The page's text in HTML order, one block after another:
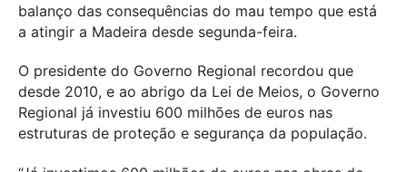
balanço das consequências do mau tempo que está
a atingir a Madeira desde segunda-feira.
O presidente do Governo Regional recordou que
desde 2010, e ao abrigo da Lei de Meios, o Governo
Regional já investiu 600 milhões de euros nas
estruturas de proteção e segurança da população.